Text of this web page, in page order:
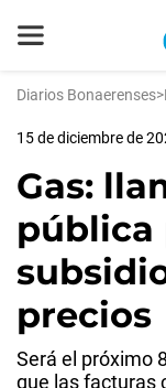
Diarios Bonaerenses>
15 de diciembre de
Gas:
pública
precios
Será el próximo
que las facturas